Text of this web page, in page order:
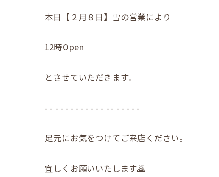
本日【２月８日】雪の営業により
12時Open
とさせていただきます。
- - - - - - - - - - - - - - - - - - -
足元にお気をつけてご来店ください。
宜しくお願いいたします🙇